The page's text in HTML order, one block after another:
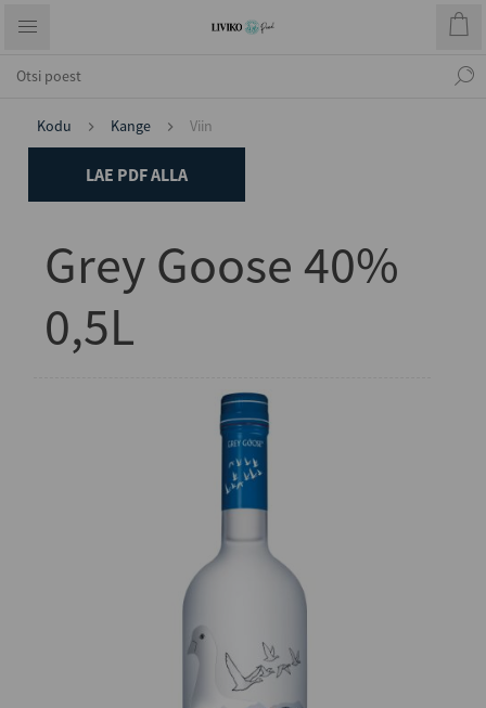
Kodu Kange Viin
LAE PDF ALLA
Grey Goose 40%
0,5L